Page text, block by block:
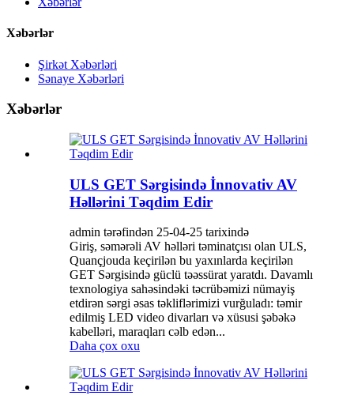
Xəbərlər
Şirkət Xəbərləri
Sənaye Xəbərləri
Xəbərlər
ULS GET Sərgisində İnnovativ AV
Həllərini Təqdim Edir
admin tərəfindən 25-04-25 tarixində
Giriş, səmərəli AV həlləri təminatçısı olan ULS,
Quançjouda keçirilən bu yaxınlarda keçirilən
GET Sərgisində güclü təəssürat yaratdı. Davamlı
texnologiya sahəsindəki təcrübəmizi nümayiş
etdirən sərgi əsas təkliflərimizi vurğuladı: təmir
edilmiş LED video divarları və xüsusi şəbəkə
kabelləri, maraqları cəlb edən...
Daha çox oxu